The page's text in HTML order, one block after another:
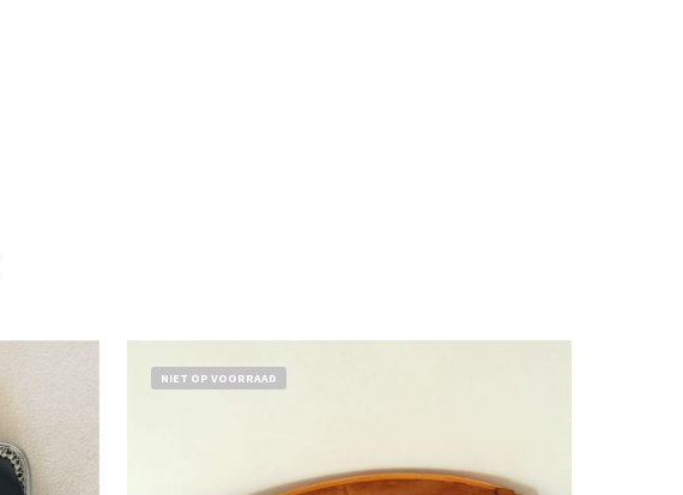
NIET OP VOORRAAD